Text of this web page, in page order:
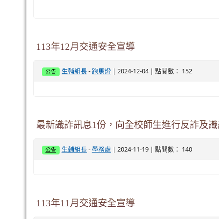
113年12月交通安全宣導
公告 生輔組長- 跑馬燈| 2024-12-04 | 點閱數： 152
最新識詐訊息1份，向全校師生進行反詐及
公告 生輔組長- 學務處 | 2024-11-19 | 點閱數： 140
113年11月交通安全宣導